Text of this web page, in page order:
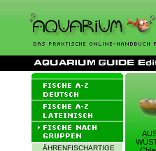
ÄHRENFISCHARTIGE